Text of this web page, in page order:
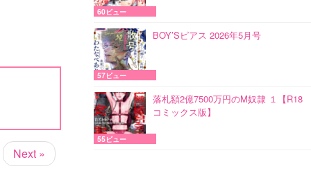
Next »
60ビュー
BOY’Sピアス 2026年5月号
57ビュー
落札額2億7500万円のM奴隷 １【R18
コミックス版】
55ビュー